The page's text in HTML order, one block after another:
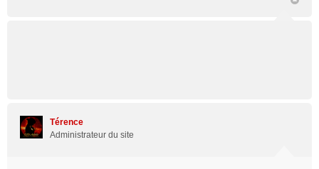
Térence
Administrateur du site